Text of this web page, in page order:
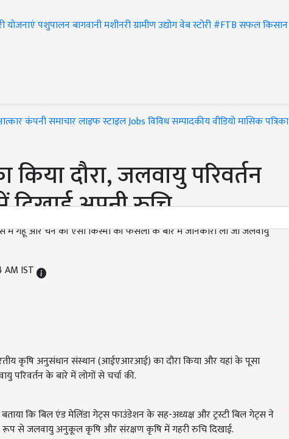
योजनाएंपशुपालनबागवानीमशीनरीग्रामीण उद्योगवेब स्टोरी#FTBसफल किसान
कंपनी समाचारलाइफ स्टाइलJobsविविधसम्पादकीयवीडियोमासिक पत्रिका
दौरा, जलवायु पर‍िवर्तन
दिखाई अपनी रुचि
गेहूं और चने की ऐसी क‍िस्मों की फसलों के बारे में जानकारी ली जो जलवायु
AM IST
कृषि अनुसंधान संस्थान (आईएआरआई) का दौरा किया और यहां के पूसा
के बारे में लोगों से चर्चा की.
कि बिल एंड मेलिंडा गेट्स फाउंडेशन के सह-अध्यक्ष और ट्रस्टी बिल गेट्स ने
से जलवायु अनुकूल कृषि और संरक्षण कृषि में गहरी रुचि दिखाई.